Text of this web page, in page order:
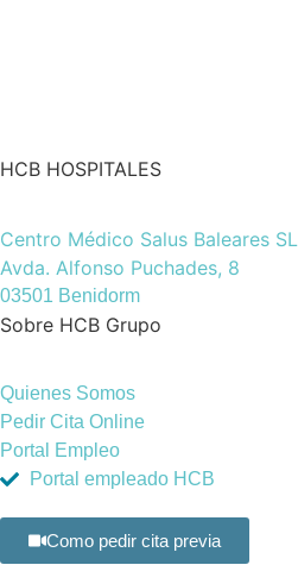
HCB HOSPITALES
Centro Médico Salus Baleares SL
Avda. Alfonso Puchades, 8
03501 Benidorm
Sobre HCB Grupo
Quienes Somos
Pedir Cita Online
Portal Empleo
Portal empleado HCB
Como pedir cita previa